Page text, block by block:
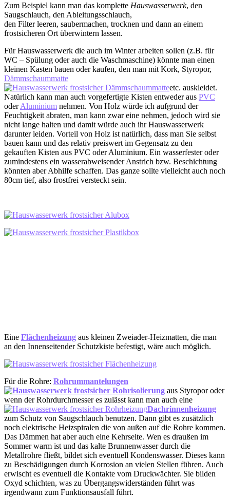
Zum Beispiel kann man das komplette Hauswasserwerk, den
Saugschlauch, den Ableitungsschlauch,
den Filter leeren, saubermachen, trocknen und dann an einem
frostsicheren Ort überwintern lassen.
Für Hauswasserwerk die auch im Winter arbeiten sollen (z.B. für
WC – Spülung oder auch die Waschmaschine) könnte man einen
kleinen Kasten bauen oder kaufen, den man mit Kork, Styropor,
Dämmschaummatte
etc. auskleidet.
Natürlich kann man auch vorgefertigte Kisten entweder aus PVC
oderAluminium nehmen. Von Holz würde ich aufgrund der
Feuchtigkeit abraten, man kann zwar eine nehmen, jedoch wird sie
nicht lange halten und damit würde auch ihr Hauswasserwerk
darunter leiden. Vorteil von Holz ist natürlich, dass man Sie selbst
bauen kann und das relativ preiswert im Gegensatz zu den
gekauften Kisten aus PVC oder Aluminium. Ein wasserfester oder
zumindestens ein wasserabweisender Anstrich bzw. Beschichtung
könnten aber Abhilfe schaffen. Das ganze sollte vielleicht auch noch
80cm tief, also frostfrei versteckt sein.
Eine Flächenheizung aus kleinen Zweiader-Heizmatten, die man
an den Innenseitender Schutzkiste befestigt, wäre auch möglich.
Für die Rohre: Rohrummantelungen
aus Styropor oder
wenn der Rohrdurchmesser es zulässt kann man auch eine
Dachrinnenheizung
zum Schutz von Saugschlauch benutzen. Dann gibt es zusätzlich
noch elektrische Heizspiralen die von außen auf die Rohre kommen.
Das Dämmen hat aber auch eine Kehrseite. Wen es draußen im
Sommer warm ist und das kalte Brunnenwasser durch die
Metallrohre fließt, bildet sich eventuell Kondenswasser. Dieses kann
zu Beschädigungen durch Korrosion an vielen Stellen führen. Auch
erwischt es eventuell die Kontakte vom Druckwächter. Sie bilden
Oxyd schichten, was zu Übergangswiderständen führt was
irgendwann zum Funktionsausfall führt.